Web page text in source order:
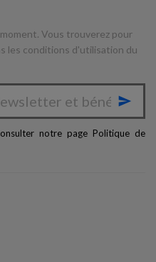
Vous trouverez pour
les conditions d'utilisation du

notre page Politique de